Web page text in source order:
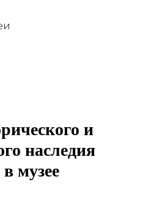
и
наследия
музее